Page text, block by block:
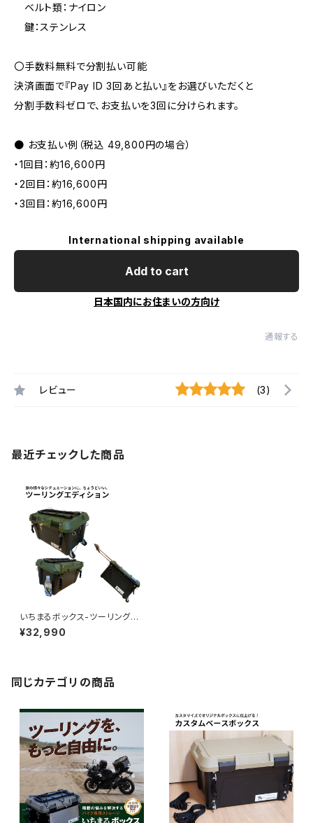
ベルト類：ナイロン
鍵：ステンレス
〇手数料無料で分割払い可能
決済画面で『Pay ID 3回あと払い』をお選びいただくと
分割手数料ゼロで、お支払いを3回に分けられます。
● お支払い例（税込 49,800円の場合）
・1回目：約16,600円
・2回目：約16,600円
・3回目：約16,600円
International shipping available
Add to cart
日本国内にお住まいの方向け
通報する
レビュー (3)
最近チェックした商品
いちまるボックス-ツーリングエ
ディション│バイク旅用積載ボッ
クス
¥32,990
同じカテゴリの商品